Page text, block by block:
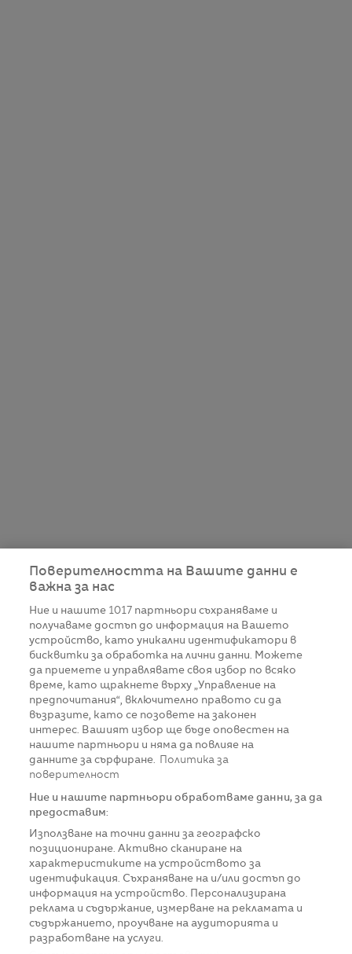
Поверителността на Вашите данни е
важна за нас
Ние и нашите 1017 партньори съхраняваме и
получаваме достъп до информация на Вашето
устройство, като уникални идентификатори в
бисквитки за обработка на лични данни. Можете
да приемете и управлявате своя избор по всяко
време, като щракнете върху „Управление на
предпочитания“, включително правото си да
възразите, като се позовете на законен
интерес. Вашият избор ще бъде оповестен на
нашите партньори и няма да повлияе на
данните за сърфиране.
Политика за
поверителност
Ние и нашите партньори обработваме данни, за да
предоставим:
Използване на точни данни за географско
позициониране. Активно сканиране на
характеристиките на устройството за
идентификация. Съхраняване на и/или достъп до
информация на устройство. Персонализирана
реклама и съдържание, измерване на рекламата и
съдържанието, проучване на аудиторията и
разработване на услуги.